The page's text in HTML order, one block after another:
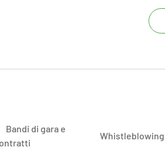
Bandi di gara e
Whistleblowing